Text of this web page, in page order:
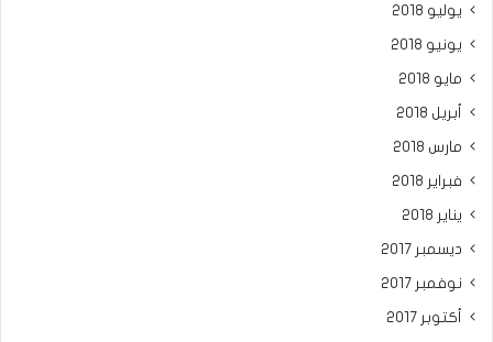
يوليو 2018
يونيو 2018
مايو 2018
أبريل 2018
مارس 2018
فبراير 2018
يناير 2018
ديسمبر 2017
نوفمبر 2017
أكتوبر 2017